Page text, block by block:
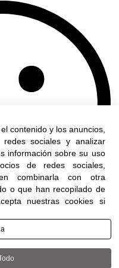
| All rights reserved
contenido y los anuncios,
redes sociales y analizar
información sobre su uso
de redes sociales,
combinarla con otra
o que han recopilado de
nuestras cookies si